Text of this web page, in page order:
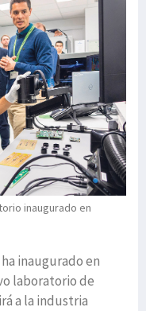
inaugurado en
inaugurado en
laboratorio de
a la industria